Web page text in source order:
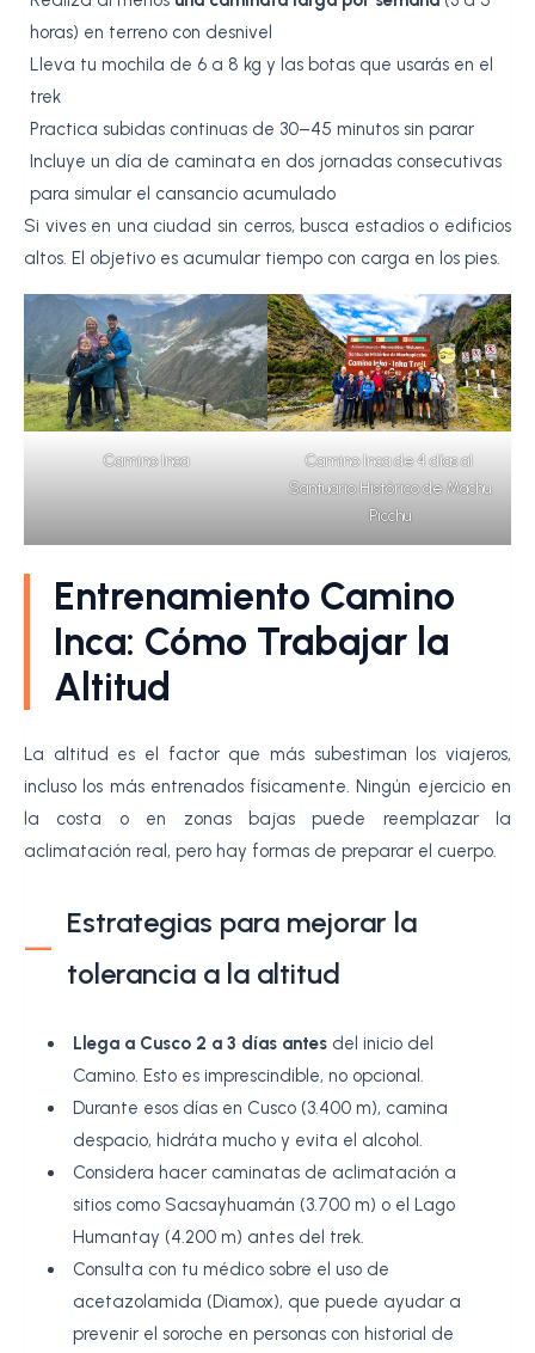
horas) en terreno con desnivel
Lleva tu mochila de 6 a 8 kg y las botas que usarás en el
trek
Practica subidas continuas de 30–45 minutos sin parar
Incluye un día de caminata en dos jornadas consecutivas
para simular el cansancio acumulado
Si vives en una ciudad sin cerros, busca estadios o edificios
altos. El objetivo es acumular tiempo con carga en los pies.
Camino Inca
Camino Inca de 4 días al
Santuario Histórico de Machu
Picchu
Entrenamiento Camino
Inca: Cómo Trabajar la
Altitud
La altitud es el factor que más subestiman los viajeros,
incluso los más entrenados físicamente. Ningún ejercicio en
la costa o en zonas bajas puede reemplazar la
aclimatación real, pero hay formas de preparar el cuerpo.
Estrategias para mejorar la
tolerancia a la altitud
Llega a Cusco 2 a 3 días antes del inicio del
Camino. Esto es imprescindible, no opcional.
Durante esos días en Cusco (3.400 m), camina
despacio, hidráta mucho y evita el alcohol.
Considera hacer caminatas de aclimatación a
sitios como Sacsayhuamán (3.700 m) o el Lago
Humantay (4.200 m) antes del trek.
Consulta con tu médico sobre el uso de
acetazolamida (Diamox), que puede ayudar a
prevenir el soroche en personas con historial de